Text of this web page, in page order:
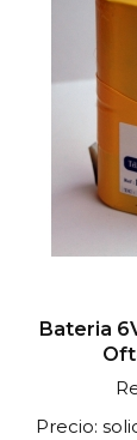
Bateria
Precio: